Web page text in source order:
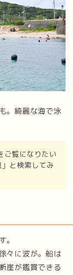
。綺麗な海で泳
ご覧になりたい
と検索してみ
。
々に波が。船は
崖が鑑賞できる